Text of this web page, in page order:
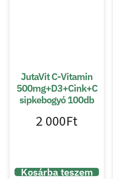
JutaVit C-Vitamin
500mg+D3+Cink+C
sipkebogyó 100db
2 000Ft
Kosárba teszem